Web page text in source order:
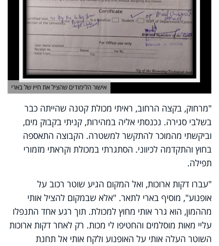
אישור הלימודים שהציל את חייו של בארי
"מרחוק, בקצה הרחוב, ראיתי מכולת קטנה שהייתה כבר
בשלבי סגירה. נכנסתי אליה במהירות, קניתי בקבוק מים,
וביקשתי מהמוכר להתקשר למשטרה. הקבוצה התאספה
בחוץ והתקדמה לכיווני. הסתגרתי במכולת וקראתי מזמורי
תפילה.
"עברו דקות ארוכות, ואל המקום הגיע שוטר רכוב על
אופנוע", מוסיף בארי לתאר. "אלא שבמקום להציל אותי
מההמון, הוא גרר אותי מחוץ למכולת. תוך רגע אחד התנפלו
עליי מאות מוסלמים והחטיפו לי מכות. רק לאחר דקות ארוכות
השוטר העלה אותי על האופנוע ולקח אותי אל תחנת